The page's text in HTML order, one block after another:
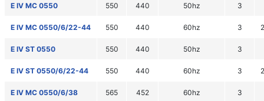
E IV MC 0550 550 440 50hz 3
E IV MC 0550/6/22-44 550 440 60hz 3
E IV ST 0550 550 440 50hz 3
E IV ST 0550/6/22-44 550 440 60hz 3
E IV MC 0550/6/38 565 452 60hz 3